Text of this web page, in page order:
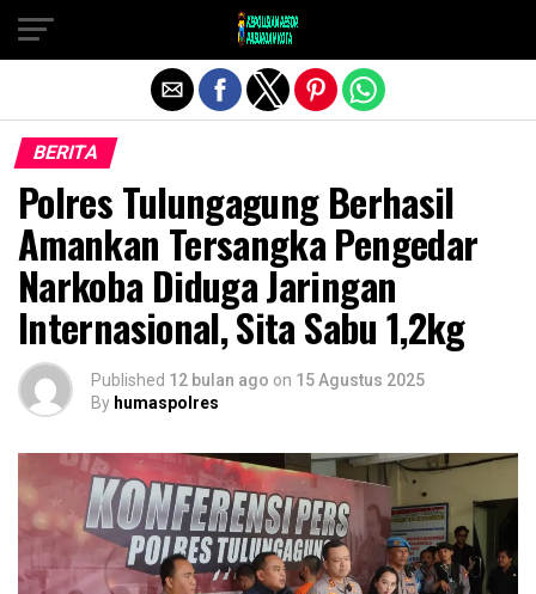
BERITA
Polres Tulungagung Berhasil
Amankan Tersangka Pengedar
Narkoba Diduga Jaringan
Internasional, Sita Sabu 1,2kg
Published 12 bulan ago on 15 Agustus 2025
By humaspolres
Exit mobile version